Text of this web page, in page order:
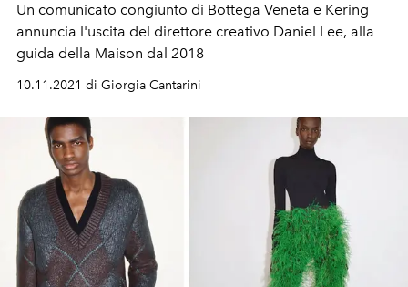
Un comunicato congiunto di Bottega Veneta e Kering
annuncia l'uscita del direttore creativo Daniel Lee, alla
guida della Maison dal 2018
10.11.2021 di Giorgia Cantarini